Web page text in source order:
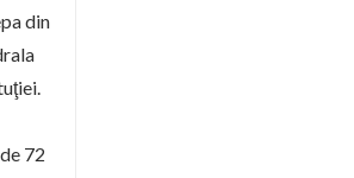
din
72